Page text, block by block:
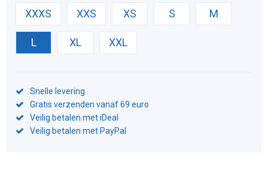
XXXS XXS XS S M
L XL XXL
Snelle levering
Gratis verzenden vanaf 69 euro
Veilig betalen met iDeal
Veilig betalen met PayPal